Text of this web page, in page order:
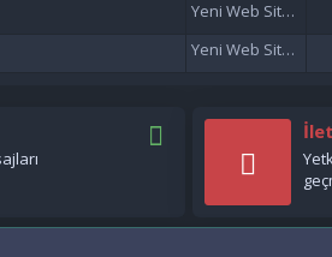
Yeni Web Siteleri - Site Tanıtımı
Yeni Web Siteleri - Site Tanıtımı